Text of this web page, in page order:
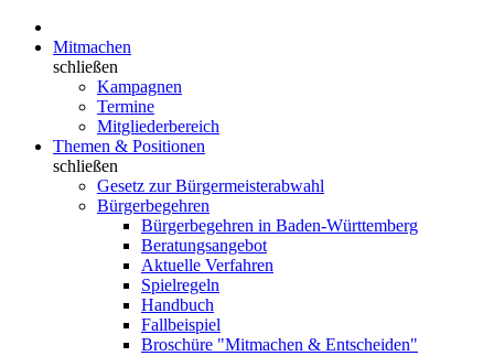
Mitmachen
schließen
Kampagnen
Termine
Mitgliederbereich
Themen & Positionen
schließen
Gesetz zur Bürgermeisterabwahl
Bürgerbegehren
Bürgerbegehren in Baden-Württemberg
Beratungsangebot
Aktuelle Verfahren
Spielregeln
Handbuch
Fallbeispiel
Broschüre "Mitmachen & Entscheiden"